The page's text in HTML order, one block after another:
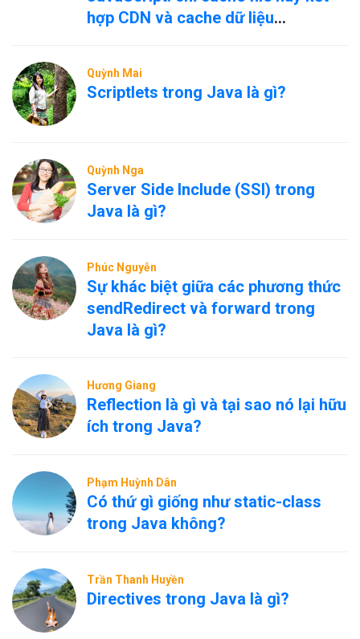
hợp CDN và cache dữ liệu
Quỳnh Mai
Scriptlets trong Java là gì?
Quỳnh Nga
Server Side Include (SSI) trong
Java là gì?
Phúc Nguyễn
Sự khác biệt giữa các phương thức
sendRedirect và forward trong
Java là gì?
Hương Giang
Reflection là gì và tại sao nó lại hữu
ích trong Java?
Phạm Huỳnh Dân
Có thứ gì giống như static-class
trong Java không?
Trần Thanh Huyền
Directives trong Java là gì?